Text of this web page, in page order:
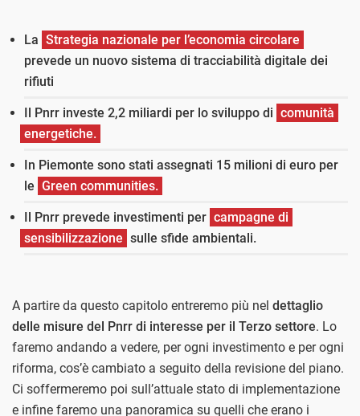
La Strategia nazionale per l’economia circolare
prevede un nuovo sistema di tracciabilità digitale dei
rifiuti
Il Pnrr investe 2,2 miliardi per lo sviluppo di comunità
energetiche.
In Piemonte sono stati assegnati 15 milioni di euro per
le Green communities.
Il Pnrr prevede investimenti per campagne di
sensibilizzazione sulle sfide ambientali.
A partire da questo capitolo entreremo più nel dettaglio
delle misure del Pnrr di interesse per il Terzo settore. Lo
faremo andando a vedere, per ogni investimento e per ogni
riforma, cos’è cambiato a seguito della revisione del piano.
Ci soffermeremo poi sull’attuale stato di implementazione
e infine faremo una panoramica su quelli che erano i